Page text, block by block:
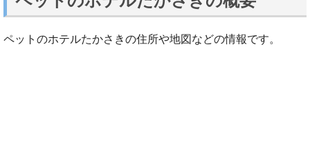
ペットのホテルたかさきの住所や地図などの情報です。